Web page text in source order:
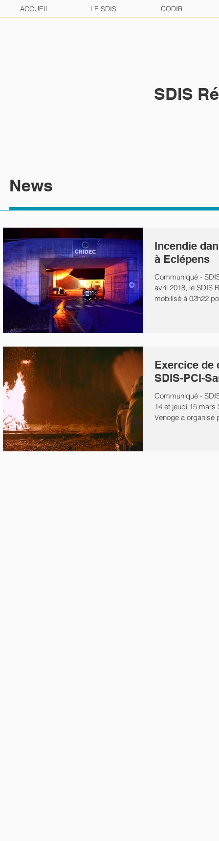
ACCUEIL LE SDIS CODIR
SDIS
News
Incendie
à Eclépens
Communiqué -
avril 2018, le SDIS
mobilisé à 02h22
Exercice de
SDIS-PCI-
Communiqué -
14 et jeudi 15 mars
Venoge a organisé